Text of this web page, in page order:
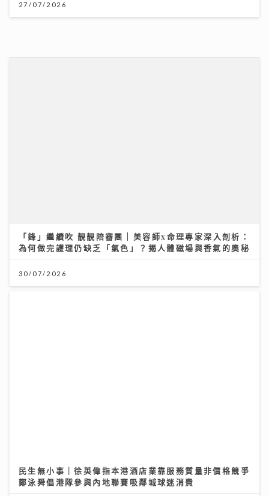
27/07/2026
「鋒」繼續吹 靚靚陪審團 | 美容師x命理專家深入剖析：
為何做完護理仍缺乏「氣色」？揭人體磁場與香氣的奧秘
30/07/2026
02/08/2026